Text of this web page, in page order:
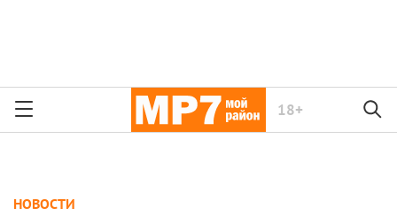
18+
НОВОСТИ